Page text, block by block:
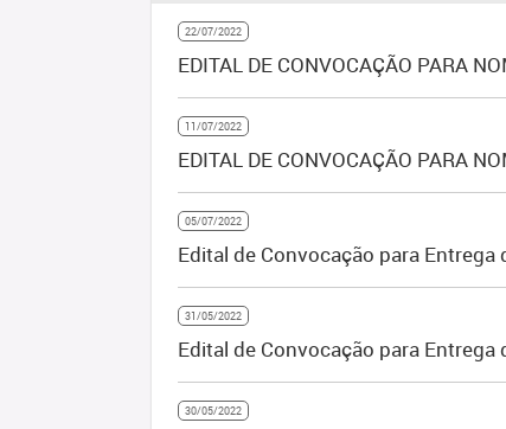
22/07/2022
EDITAL DE CONVOCAÇÃO PARA
11/07/2022
EDITAL DE CONVOCAÇÃO PARA
05/07/2022
Edital de Convocação para
31/05/2022
Edital de Convocação para
30/05/2022